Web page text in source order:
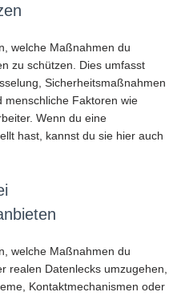
welche Maßnahmen du
zu schützen. Dies umfasst
Sicherheitsmaßnahmen
menschliche Faktoren wie
Wenn du eine
hast, kannst du sie hier auch
welche Maßnahmen du
realen Datenlecks umzugehen,
Kontaktmechanismen oder